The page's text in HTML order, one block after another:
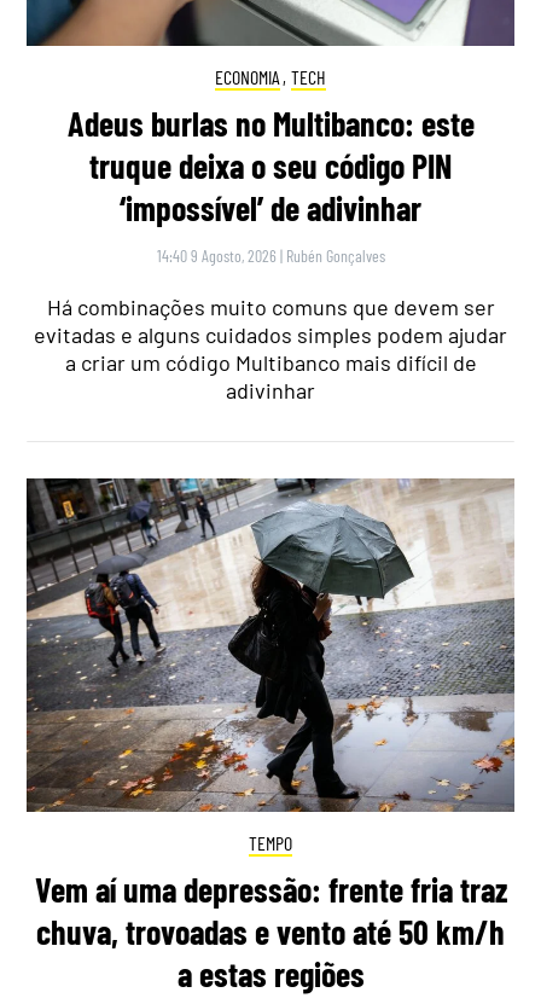
ECONOMIA , TECH
Adeus burlas no Multibanco: este
truque deixa o seu código PIN
‘impossível’ de adivinhar
14:40 9 Agosto, 2026 | Rubén Gonçalves
Há combinações muito comuns que devem ser
evitadas e alguns cuidados simples podem ajudar
a criar um código Multibanco mais difícil de
adivinhar
TEMPO
Vem aí uma depressão: frente fria traz
chuva, trovoadas e vento até 50 km/h
a estas regiões